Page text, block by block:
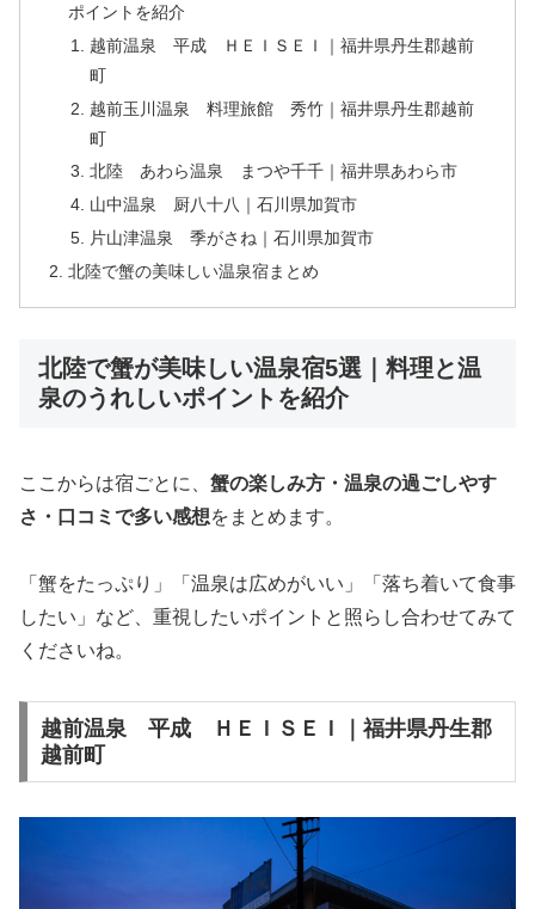
ポイントを紹介
越前温泉 平成 ＨＥＩＳＥＩ｜福井県丹生郡越前
町
越前玉川温泉 料理旅館 秀竹｜福井県丹生郡越前
町
北陸 あわら温泉 まつや千千｜福井県あわら市
山中温泉 厨八十八｜石川県加賀市
片山津温泉 季がさね｜石川県加賀市
北陸で蟹の美味しい温泉宿まとめ
北陸で蟹が美味しい温泉宿5選｜料理と温
泉のうれしいポイントを紹介
ここからは宿ごとに、 蟹の楽しみ方・温泉の過ごしやす
さ・口コミで多い感想をまとめます。
「蟹をたっぷり」「温泉は広めがいい」「落ち着いて食事
したい」など、重視したいポイントと照らし合わせてみて
くださいね。
越前温泉 平成 ＨＥＩＳＥＩ｜福井県丹生郡
越前町